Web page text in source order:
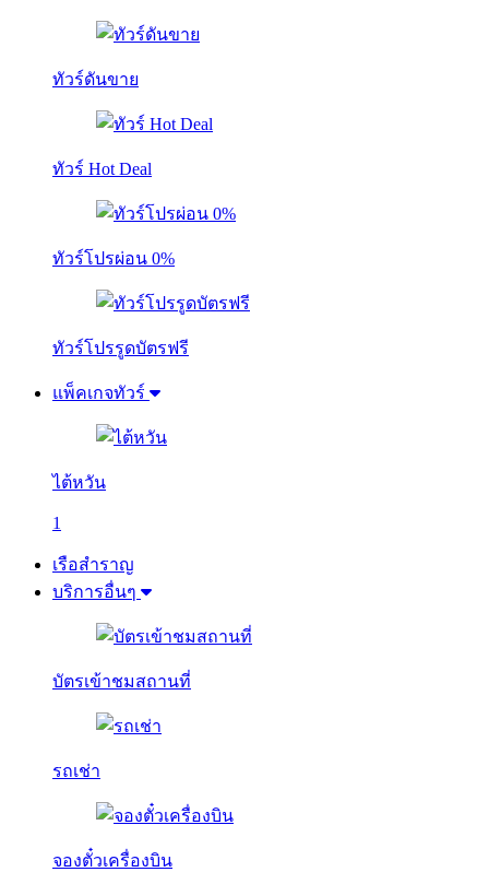
ทัวร์ดันขาย
ทัวร์ Hot Deal
ทัวร์โปรผ่อน 0%
ทัวร์โปรรูดบัตรฟรี
แพ็คเกจทัวร์
ไต้หวัน
1
เรือสำราญ
บริการอื่นๆ
บัตรเข้าชมสถานที่
รถเช่า
จองตั๋วเครื่องบิน